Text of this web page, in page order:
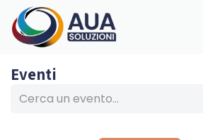
Eventi